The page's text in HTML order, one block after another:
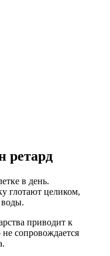
ретард
в день.
глотают целиком,
воды.
приводит к
сопровождается